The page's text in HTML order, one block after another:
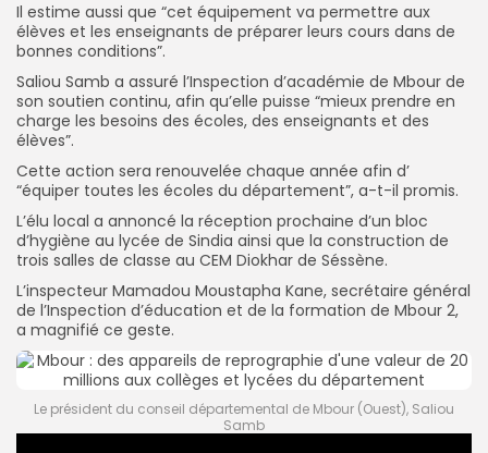
Il estime aussi que “cet équipement va permettre aux
élèves et les enseignants de préparer leurs cours dans de
bonnes conditions”.
Saliou Samb a assuré l’Inspection d’académie de Mbour de
son soutien continu, afin qu’elle puisse “mieux prendre en
charge les besoins des écoles, des enseignants et des
élèves”.
Cette action sera renouvelée chaque année afin d’
“équiper toutes les écoles du département”, a-t-il promis.
L’élu local a annoncé la réception prochaine d’un bloc
d’hygiène au lycée de Sindia ainsi que la construction de
trois salles de classe au CEM Diokhar de Séssène.
L’inspecteur Mamadou Moustapha Kane, secrétaire général
de l’Inspection d’éducation et de la formation de Mbour 2,
a magnifié ce geste.
Le président du conseil départemental de Mbour (Ouest), Saliou
Samb